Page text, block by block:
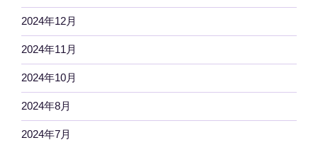
2024年12月
2024年11月
2024年10月
2024年8月
2024年7月